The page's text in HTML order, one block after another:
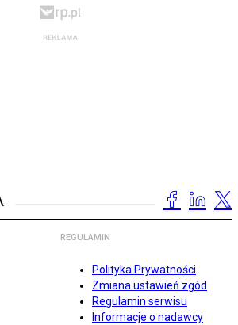
REGULAMIN
Polityka Prywatności
Zmiana ustawień zgód
Regulamin serwisu
Informacje o nadawcy